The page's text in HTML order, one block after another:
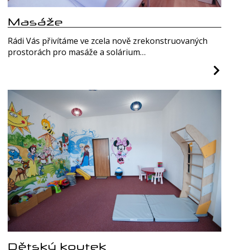
Masáže
Rádi Vás přivítáme ve zcela nově zrekonstruovaných
prostorách pro masáže a solárium…
Dětský koutek